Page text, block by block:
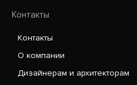
Контакты
Контакты
О компании
Дизайнерам и архитекторам